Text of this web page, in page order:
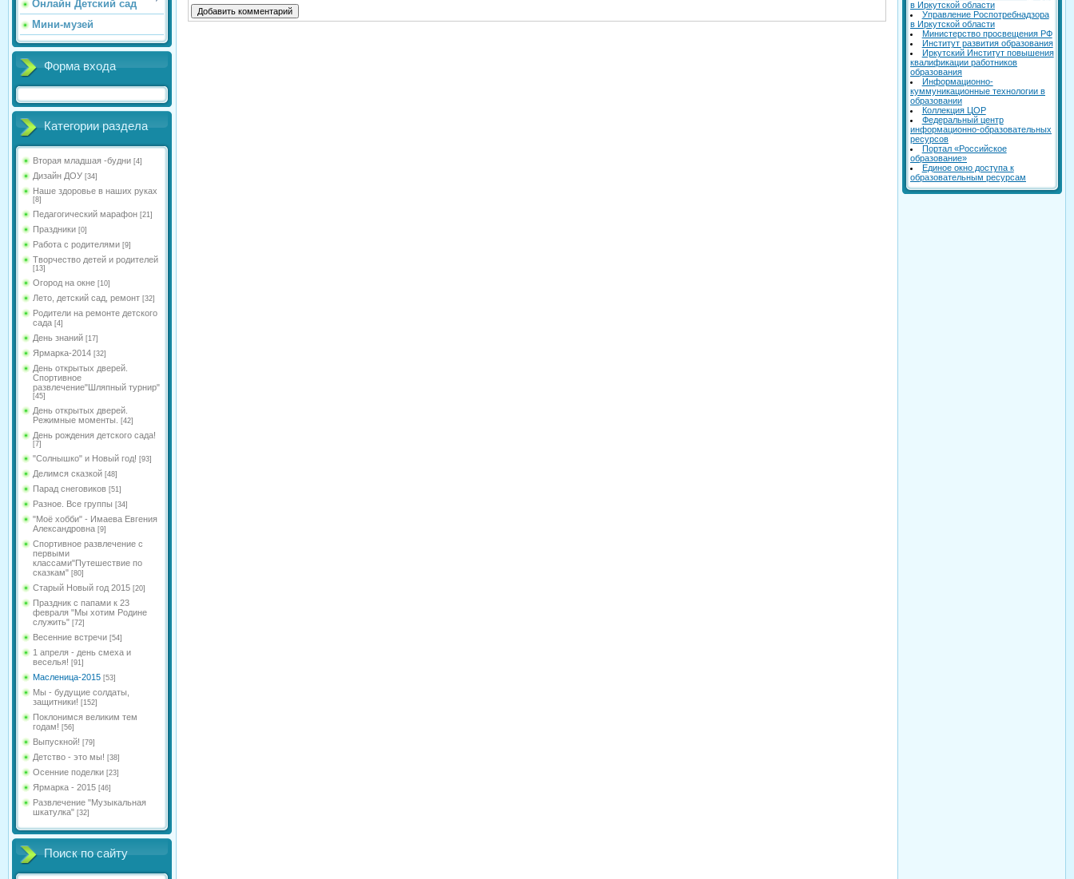
Онлайн Детский сад
Мини-музей
Форма входа
Категории раздела
Вторая младшая -будни [4]
Дизайн ДОУ [34]
Наше здоровье в наших руках
[8]
Педагогический марафон [21]
Праздники [0]
Работа с родителями [9]
Творчество детей и родителей
[13]
Огород на окне [10]
Лето, детский сад, ремонт [32]
Родители на ремонте детского
сада [4]
День знаний [17]
Ярмарка-2014 [32]
День открытых дверей.
Спортивное
развлечение"Шляпный турнир"
[45]
День открытых дверей.
Режимные моменты.
[42]
День рождения детского сада!
[7]
"Солнышко" и Новый год! [93]
Делимся сказкой [48]
Парад снеговиков [51]
Разное. Все группы [34]
"Моё хобби" - Имаева Евгения
Александровна [9]
Спортивное развлечение с
первыми
классами"Путешествие по
сказкам" [80]
Старый Новый год 2015 [20]
Праздник с папами к 23
февраля "Мы хотим Родине
служить" [72]
Весенние встречи [54]
1 апреля - день смеха и
веселья! [91]
Масленица-2015 [53]
Мы - будущие солдаты,
защитники! [152]
Поклонимся великим тем
годам! [56]
Выпускной! [79]
Детство - это мы! [38]
Осенние поделки [23]
Ярмарка - 2015 [46]
Развлечение "Музыкальная
шкатулка" [32]
Поиск по сайту
в Иркутской области
Управление Роспотребнадзора
в Иркутской области
Министерство просвещения РФ
Институт развития образования
Иркутский Институт повышения
квалификации работников
образования
Информационно-
куммуникационные технологии в
образовании
Коллекция ЦОР
Федеральный центр
информационно-образовательных
ресурсов
Портал «Российское
образование»
Единое окно доступа к
образовательным ресурсам